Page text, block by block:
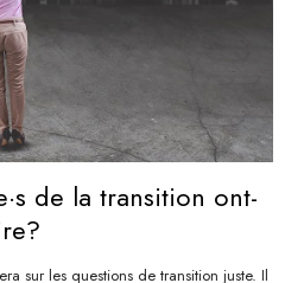
de la transition ont-
sur les questions de transition juste. Il